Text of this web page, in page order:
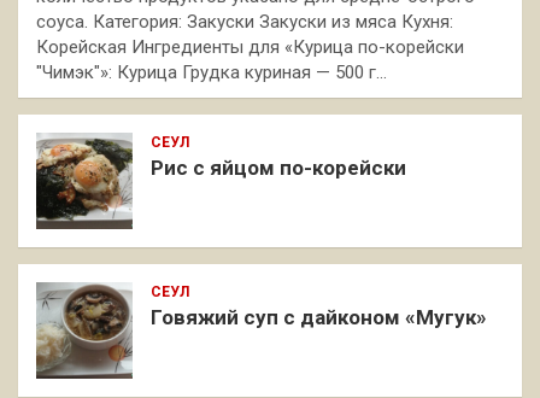
соуса. Категория: Закуски Закуски из мяса Кухня:
Корейская Ингредиенты для «Курица по-корейски
"Чимэк"»: Курица Грудка куриная — 500 г…
СЕУЛ
Рис с яйцом по-корейски
СЕУЛ
Говяжий суп с дайконом «Мугук»